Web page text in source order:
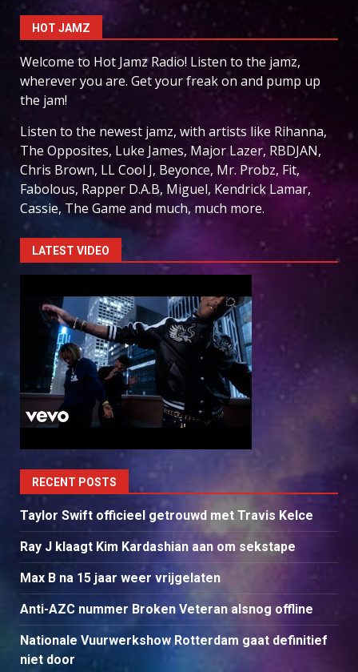
HOT JAMZ
Welcome to Hot Jamz Radio! Listen to the jamz,
wherever you are. Get your freak on and pump up
the jam!
Listen to the newest jamz, with artists like Rihanna,
The Opposites, Luke James, Major Lazer, RBDJAN,
Chris Brown, LL Cool J, Beyonce, Mr. Probz, Fit,
Fabolous, Rapper D.A.B, Miguel, Kendrick Lamar,
Cassie, The Game and much, much more.
LATEST VIDEO
RECENT POSTS
Taylor Swift officieel getrouwd met Travis Kelce
Ray J klaagt Kim Kardashian aan om sekstape
Max B na 15 jaar weer vrijgelaten
Anti-AZC nummer Broken Veteran alsnog offline
Nationale Vuurwerkshow Rotterdam gaat definitief
niet door